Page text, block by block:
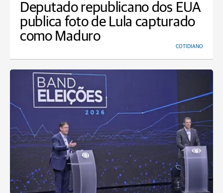
Deputado republicano dos EUA
publica foto de Lula capturado
como Maduro
COTIDIANO